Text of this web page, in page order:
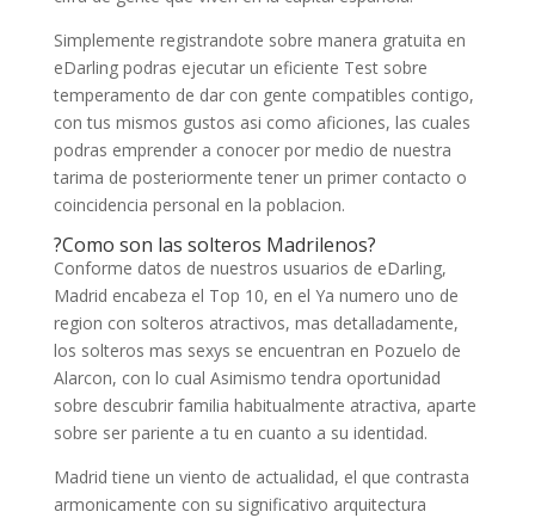
Simplemente registrandote sobre manera gratuita en
eDarling podras ejecutar un eficiente Test sobre
temperamento de dar con gente compatibles contigo,
con tus mismos gustos asi­ como aficiones, las cuales
podras emprender a conocer por medio de nuestra
tarima de posteriormente tener un primer contacto o
coincidencia personal en la poblacion.
?Como son las solteros Madrilenos?
Conforme datos de nuestros usuarios de eDarling,
Madrid encabeza el Top 10, en el Ya numero uno de
region con solteros atractivos, mas detalladamente,
los solteros mas sexys se encuentran en Pozuelo de
Alarcon, con lo cual Asimismo tendra oportunidad
sobre descubrir familia habitualmente atractiva, aparte
sobre ser pariente a tu en cuanto a su identidad.
Madrid tiene un viento de actualidad, el que contrasta
armonicamente con su significativo arquitectura